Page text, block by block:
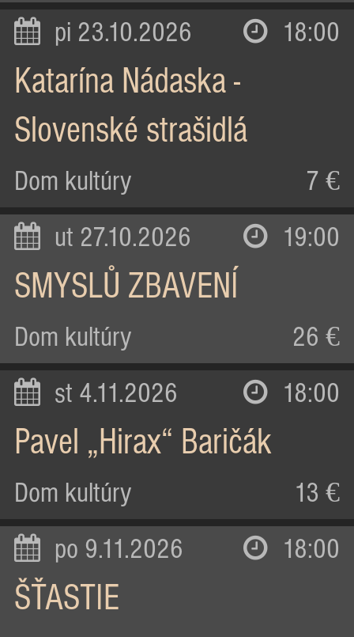
pi 23.10.2026 18:00
Katarína Nádaska -
Slovenské strašidlá
Dom kultúry 7 €
ut 27.10.2026 19:00
SMYSLŮ ZBAVENÍ
Dom kultúry 26 €
st 4.11.2026 18:00
Pavel „Hirax“ Baričák
Dom kultúry 13 €
po 9.11.2026 18:00
ŠŤASTIE